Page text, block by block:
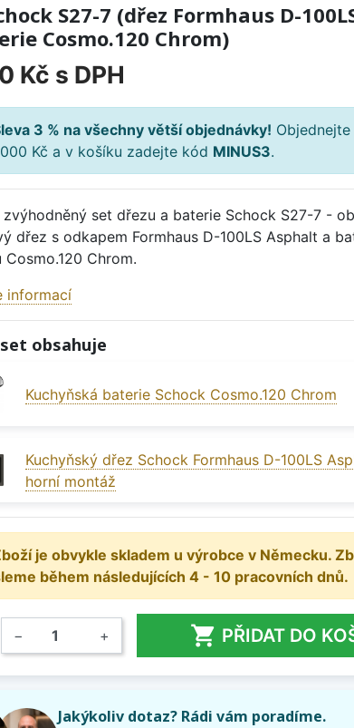
S27-7 (dřez Formhaus D-
Cosmo.120 Chrom)
Kč s DPH
3 % na všechny větší objednávky!
Kč a v košíku zadejte kód MINUS3.
zvýhodněný set dřezu a baterie Schock S27-7 -
dřez s odkapem Formhaus D-100LS Asphalt a
Cosmo.120 Chrom.
informací
obsahuje
Kuchyňská baterie Schock Cosmo.120 Chrom
Kuchyňský dřez Schock Formhaus D-100LS
horní montáž
je obvykle skladem u výrobce v Německu.
během následujících 4 - 10 pracovních dnů.
− +  PŘIDAT DO
Jakýkoliv dotaz? Rádi vám poradíme.